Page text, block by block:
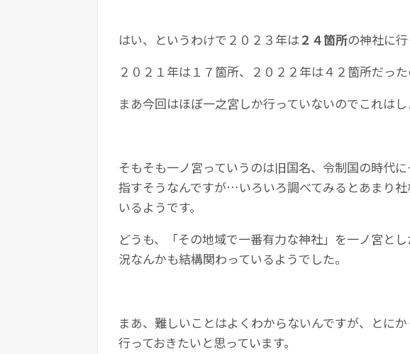
はい、というわけで２０２３年は２４箇所の神社に
２０２１年は１７箇所、２０２２年は４２箇所だった
まあ今回はほぼ一之宮しか行っていないのでこれはし
そもそも一ノ宮っていうのは旧国名、令制国の時代
指すそうなんですが…いろいろ調べてみるとあまり
いるようです。
どうも、「その地域で一番有力な神社」を一ノ宮と
況なんかも結構関わっているようでした。
まあ、難しいことはよくわからないんですが、とに
行っておきたいと思っています。